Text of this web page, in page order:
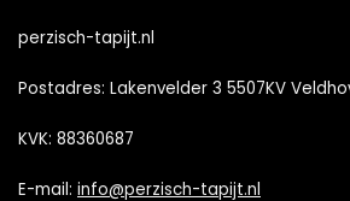
perzisch-tapijt.nl
Postadres: Lakenvelder 3 5507KV
KVK: 88360687
E-mail: info@perzisch-tapijt.nl